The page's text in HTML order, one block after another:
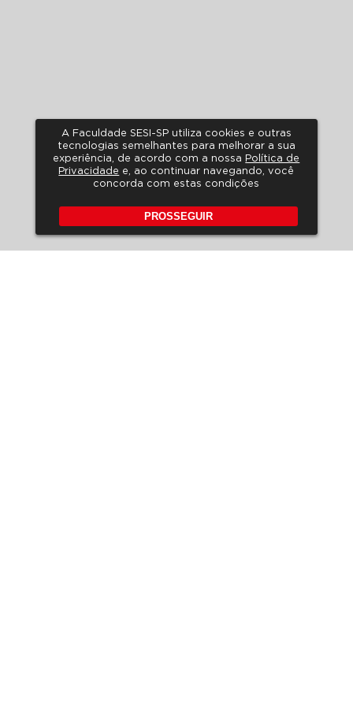
A Faculdade SESI-SP utiliza cookies e outras
tecnologias semelhantes para melhorar a sua
experiência, de acordo com a nossa Política de
Privacidade e, ao continuar navegando, você
concorda com estas condições
PROSSEGUIR